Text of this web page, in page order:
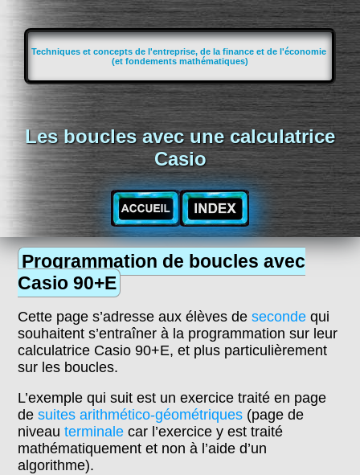
Techniques et concepts de l'entreprise, de la finance et de l'économie
(et fondements mathématiques)
Les boucles avec une calculatrice
Casio
Programmation de boucles avec
Casio 90+E
Cette page s’adresse aux élèves deseconde qui
souhaitent s’entraîner à la programmation sur leur
calculatrice Casio 90+E, et plus particulièrement
sur les boucles.
L’exemple qui suit est un exercice traité en page
desuites arithmético-géométriques (page de
niveauterminale car l’exercice y est traité
mathématiquement et non à l’aide d’un
algorithme).